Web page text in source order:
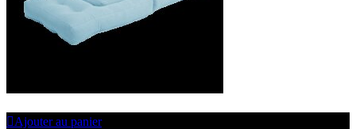
Ajouter au panier